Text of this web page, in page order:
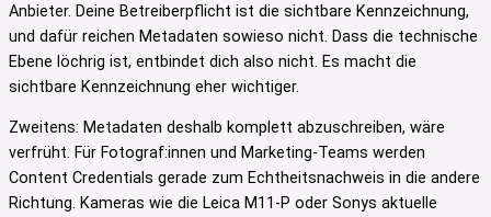
Anbieter. Deine Betreiberpflicht ist die sichtbare Kennzeichnung,
und dafür reichen Metadaten sowieso nicht. Dass die technische
Ebene löchrig ist, entbindet dich also nicht. Es macht die
sichtbare Kennzeichnung eher wichtiger.
Zweitens: Metadaten deshalb komplett abzuschreiben, wäre
verfrüht. Für Fotograf:innen und Marketing-Teams werden
Content Credentials gerade zum Echtheitsnachweis in die andere
Richtung. Kameras wie die Leica M11-P oder Sonys aktuelle